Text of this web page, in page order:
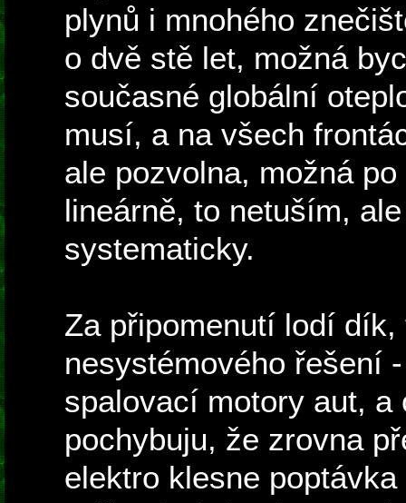
plynů i mnohého
o dvě stě let, možná
současné globální
musí, a na všech
ale pozvolna, možná
lineárně, to netuším,
systematicky.
Za připomenutí lodí
nesystémového řešení
spalovací motory aut,
pochybuju, že zrovna
elektro klesne